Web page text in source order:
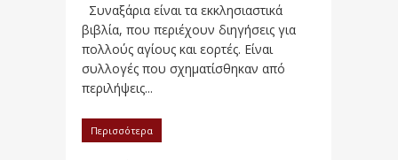
Συναξάρια είναι τα εκκλησιαστικά
βιβλία, που περιέχουν διηγήσεις για
πολλούς αγίους και εορτές. Είναι
συλλογές που σχηματίσθηκαν από
περιλήψεις...
Περισσότερα